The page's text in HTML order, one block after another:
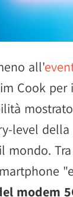
all'
Cook per
level
mondo.
modem